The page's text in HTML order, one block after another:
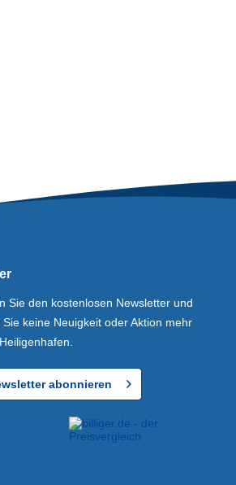
Sie den kostenlosen Newsletter und
keine Neuigkeit oder Aktion mehr
abonnieren